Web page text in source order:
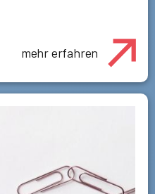
mehr erfahren